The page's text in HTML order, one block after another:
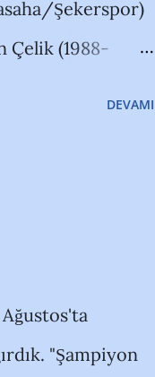
takımlar vardır.
Şekerspor)
Çelik (1988-
Karşıyaka)
Altyapı)
Sakar
DEVAMI
"Şampiyon